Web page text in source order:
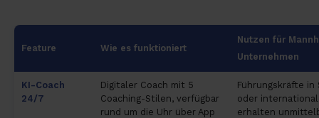
Feature Wie es funktioniert
Nutzen für
Unternehmen
KI-Coach
24/7
Digitaler Coach mit 5
Coaching-Stilen, verfügbar
rund um die Uhr über App
Führungskräfte
oder
erhalten